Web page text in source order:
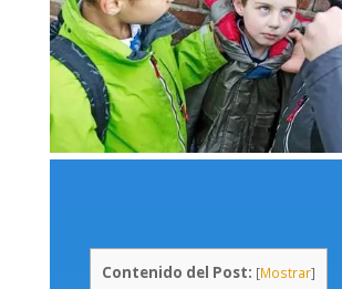
Contenido del Post: [Mostrar]